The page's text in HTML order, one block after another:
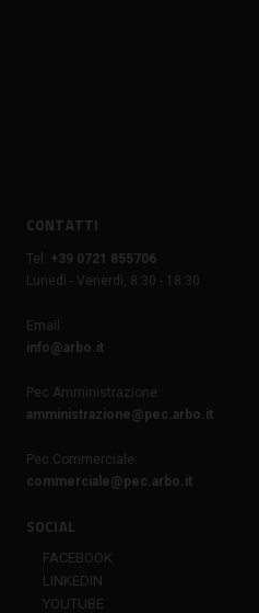
CONTATTI
Tel:
+39 0721 855706
Lunedì - Venerdì, 8:30 - 18:30
Email:
info@arbo.it
Pec Amministrazione:
amministrazione@pec.arbo.it
Pec Commerciale:
commerciale@pec.arbo.it
SOCIAL
FACEBOOK
LINKEDIN
YOUTUBE